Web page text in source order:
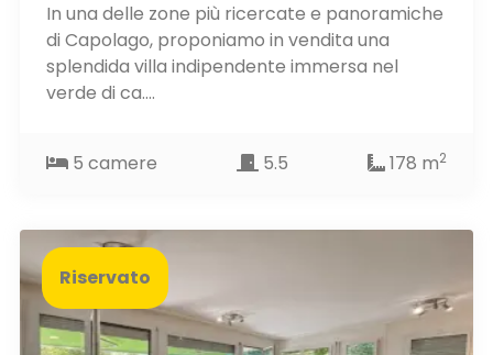
In una delle zone più ricercate e panoramiche
di Capolago, proponiamo in vendita una
splendida villa indipendente immersa nel
verde di ca....
5 camere 5.5 178 m2
Riservato